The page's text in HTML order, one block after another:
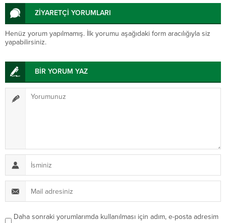
ZİYARETÇİ YORUMLARI
Henüz yorum yapılmamış. İlk yorumu aşağıdaki form aracılığıyla siz
yapabilirsiniz.
BİR YORUM YAZ
Daha sonraki yorumlarımda kullanılması için adım, e-posta adresim